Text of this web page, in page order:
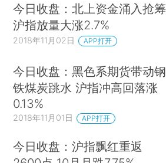
今日收盘：北上资金涌入抢筹
沪指放量大涨2.7%
2018年11月02日 APP打开
今日收盘：黑色系期货带动钢
铁煤炭跳水 沪指冲高回落涨
0.13%
2018年11月01日 APP打开
今日收盘：沪指飘红重返